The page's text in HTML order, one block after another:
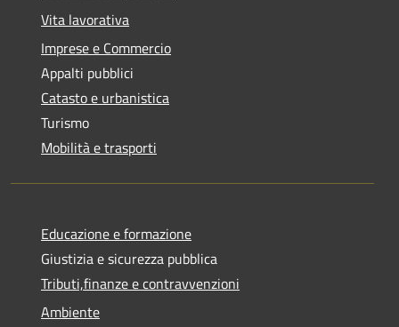
Vita lavorativa
Imprese e Commercio
Appalti pubblici
Catasto e urbanistica
Turismo
Mobilità e trasporti
Educazione e formazione
Giustizia e sicurezza pubblica
Tributi,finanze e contravvenzioni
Ambiente